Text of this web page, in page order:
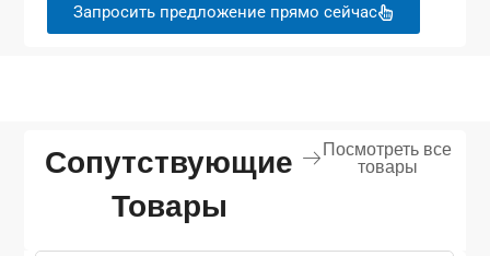
Запросить предложение прямо сейчас
Сопутствующие
Товары
Посмотреть все
товары